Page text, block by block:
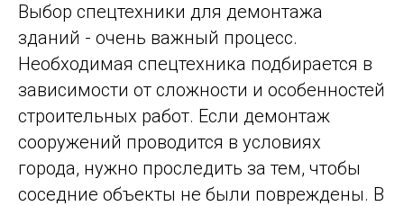
Выбор спецтехники для демонтажа
зданий - очень важный процесс.
Необходимая спецтехника подбирается в
зависимости от сложности и особенностей
строительных работ. Если демонтаж
сооружений проводится в условиях
города, нужно проследить за тем, чтобы
соседние объекты не были повреждены. В